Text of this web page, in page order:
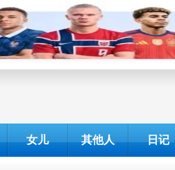
女儿 其他人 日记